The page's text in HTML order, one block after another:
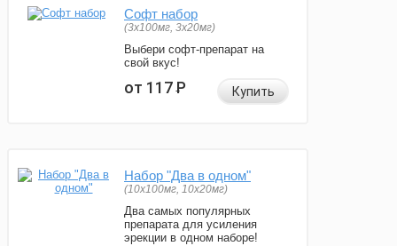
Софт набор
(3x100мг, 3x20мг)
Выбери софт-препарат на
свой вкус!
от 117Р Купить
Набор "Два в одном"
(10x100мг, 10x20мг)
Два самых популярных
препарата для усиления
эрекции в одном наборе!